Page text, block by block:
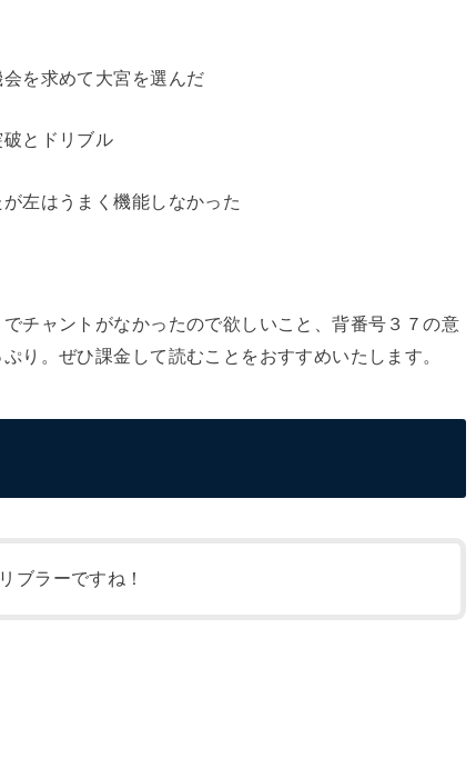
を求めて大宮を選んだ
破とドリブル
左はうまく機能しなかった
チャントがなかったので欲しいこと、背番号３７の意
り。ぜひ課金して読むことをおすすめいたします。
ブラーですね！